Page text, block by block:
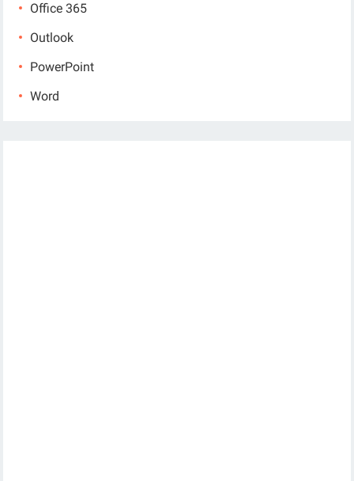
Office 365
Outlook
PowerPoint
Word